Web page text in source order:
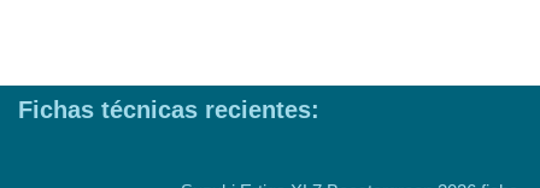
Fichas técnicas recientes: